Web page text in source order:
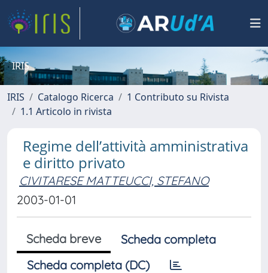
IRIS
IRIS Catalogo Ricerca
1 Contributo su Rivista
1.1 Articolo in rivista
Regime dell’attività amministrativa
e diritto privato
CIVITARESE MATTEUCCI, STEFANO
2003-01-01
Scheda breve
Scheda completa
Scheda completa (DC)